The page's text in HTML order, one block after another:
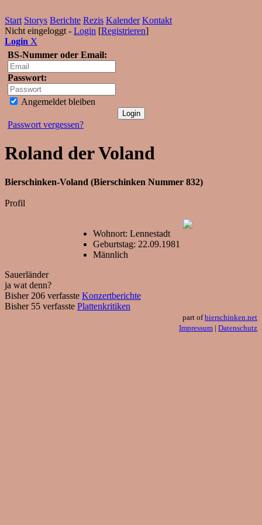
Start Storys Berichte Rezis Kalender Kontakt
Nicht eingeloggt - Login [Registrieren]
Login X
BS-Nummer oder Email:
Passwort:
Angemeldet bleiben
Passwort vergessen?
Roland der Voland
Bierschinken-Voland (Bierschinken Nummer 832)
Profil
Wohnort: Lennestadt
Geburtstag: 22.09.1981
Männlich
Sauerländer
ja wat denn?
Bisher 206 verfasste Konzertberichte
Bisher 55 verfasste Plattenkritiken
part ofbierschinken.net
Impressum | Datenschutz